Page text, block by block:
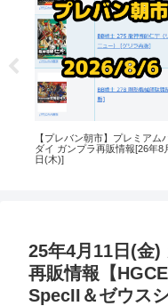
【プレバン朝市】プレミアム
ダイ ガンプラ再販情報[26年8
日(木)]
25年4月11日(金)
再販情報【
SpecII＆ゼウス